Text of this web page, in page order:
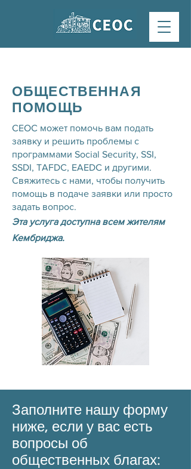
ОБЩЕСТВЕННАЯ
ПОМОЩЬ
CEOC может помочь вам подать
заявку и решить проблемы с
программами Social Security, SSI,
SSDI, TAFDC, EAEDC и другими.
Свяжитесь с нами, чтобы получить
помощь в подаче заявки или просто
задать вопрос.
Эта услуга доступна всем жителям
Кембриджа.
Заполните нашу форму
ниже, если у вас есть
вопросы об
общественных благах: